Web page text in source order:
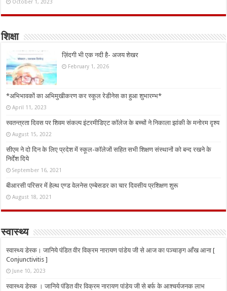
October 1, 2023
शिक्षा
ज़िंदगी भी एक नदी है- अजय शेखर
February 1, 2026
*अभिभावकों का अभिमुखीकरण कर स्कूल रेडीनेस का हुआ शुभारम्भ*
April 11, 2023
स्वतन्त्रता दिवस पर शिवम संकल्प इंटरमीडिएट कॉलेज के बच्चों ने निकाला झांकी के मनोरम दृश्य
August 15, 2022
सीएम ने दो दिन के लिए प्रदेश में स्कूल-कॉलेजों सहित सभी शिक्षण संस्थानों को बन्द रखने के
निर्देश दिये
September 16, 2021
बीआरसी परिसर में हेल्थ एण्ड वेलनेस एम्बेसडर का चार दिवसीय प्रशिक्षण शुरू
August 18, 2021
स्वास्थ्य
स्वास्थ्य डेस्क। जानिये पंडित वीर विक्रम नारायण पांडेय जी से आज का पञ्चाङ्ग आँख आना [
Conjunctivitis ]
June 10, 2023
स्वास्थ्य डेस्क । जानिये पंडित वीर विक्रम नारायण पांडेय जी से बर्फ के आश्चर्यजनक लाभ